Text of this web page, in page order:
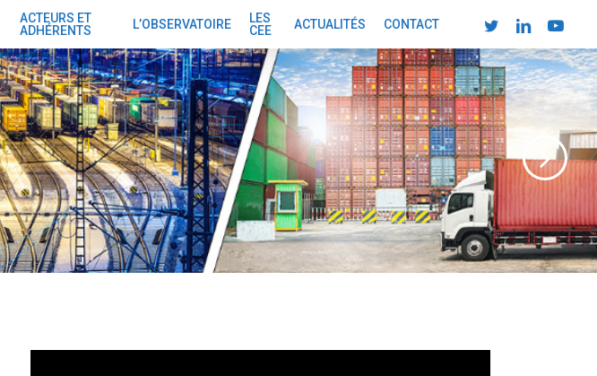
ACTEURS ET
ADHÉRENTS
L’OBSERVATOIRE
LES
CEE
ACTUALITÉS CONTACT TWITTERLINKEDINYOUTUBE